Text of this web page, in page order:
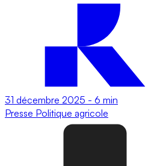
31 décembre 2025 - 6 min
Presse Politique agricole